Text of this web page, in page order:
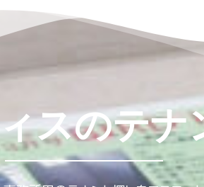
スのテナ